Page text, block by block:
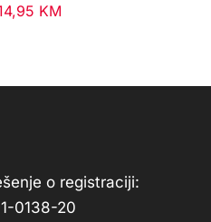
KM
o registraciji:
0138-20